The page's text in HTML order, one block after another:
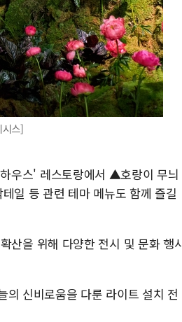
스]
우스' 레스토랑에서 ▲호랑이 무늬
일 등 관련 테마 메뉴도 함께 즐길
산을 위해 다양한 전시 및 문화 행
의 신비로움을 다룬 라이트 설치 전